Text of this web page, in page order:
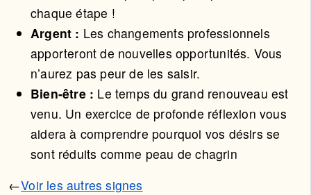
chaque étape !
Argent : Les changements professionnels
apporteront de nouvelles opportunités. Vous
n’aurez pas peur de les saisir.
Bien-être : Le temps du grand renouveau est
venu. Un exercice de profonde réflexion vous
aidera à comprendre pourquoi vos désirs se
sont réduits comme peau de chagrin
←Voir les autres signes